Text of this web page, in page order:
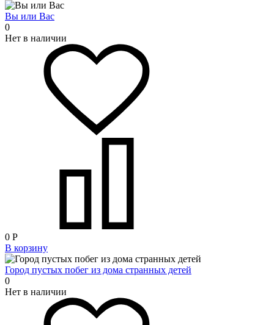
Вы или Вас
0
Нет в наличии
0 Р
В корзину
Город пустых побег из дома странных детей
0
Нет в наличии